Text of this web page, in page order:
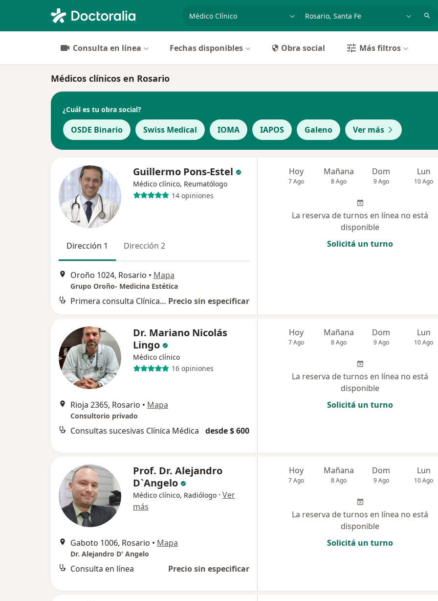
especialidad, enfermedad o nombre
Consulta en línea Fechas disponibles Obra social Más filtros
Médicos clínicos en Rosario
¿Cuál es tu obra social?
OSDE Binario Swiss Medical IOMA IAPOS Galeno Ver más
Guillermo Pons-Estel
Médico clínico, Reumatólogo
14 opiniones
Dirección 1 Dirección 2
Oroño 1024, Rosario • Mapa
Grupo Oroño- Medicina Estética
Primera consulta Clínica Médica Precio sin especificar
Hoy
7 Ago
Mañana
8 Ago
Dom
9 Ago
Lun
10 Ago
La reserva de turnos en línea no está
disponible
Solicitá un turno
Dr. Mariano Nicolás
Lingo
Médico clínico
16 opiniones
Rioja 2365, Rosario • Mapa
Consultorio privado
Consultas sucesivas Clínica Médica desde $ 600
Hoy
7 Ago
Mañana
8 Ago
Dom
9 Ago
Lun
10 Ago
La reserva de turnos en línea no está
disponible
Solicitá un turno
Prof. Dr. Alejandro
D`Angelo
Médico clínico, Radiólogo · Ver
más
Gaboto 1006, Rosario • Mapa
Dr. Alejandro D' Angelo
Consulta en línea Precio sin especificar
Hoy
7 Ago
Mañana
8 Ago
Dom
9 Ago
Lun
10 Ago
La reserva de turnos en línea no está
disponible
Solicitá un turno